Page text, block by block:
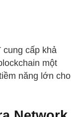
cấp khả
một
năng lớn cho